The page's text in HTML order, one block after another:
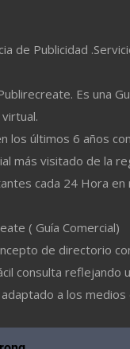
de Publicidad
Es una
los últimos 6 años
más visitado de la
cada 24 Hora
( Guía Comercial)
de directorio
consulta reflejando
a los medios